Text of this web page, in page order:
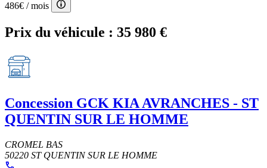
486€ / mois
Prix du véhicule : 35 980 €
Concession GCK KIA AVRANCHES - ST
QUENTIN SUR LE HOMME
CROMEL BAS
50220 ST QUENTIN SUR LE HOMME